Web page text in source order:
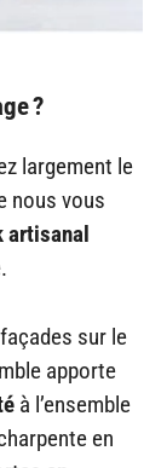
?
largement le
nous vous
artisanal
sur le
apporte
à l’ensemble
en